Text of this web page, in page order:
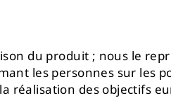
du produit ; nous le
les personnes sur les
réalisation des objectifs